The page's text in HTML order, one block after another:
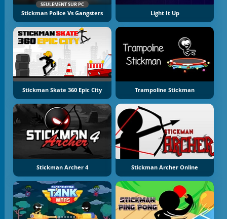
SEULEMENT SUR PC
Stickman Police Vs Gangsters Light It Up
Stickman Skate 360 Epic City Trampoline Stickman
Stickman Archer 4 Stickman Archer Online